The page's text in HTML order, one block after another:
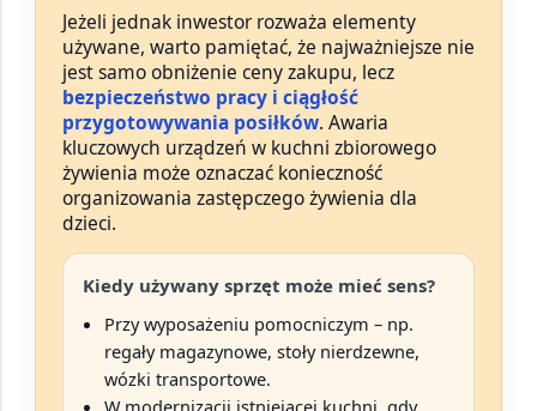
Jeżeli jednak inwestor rozważa elementy
używane, warto pamiętać, że najważniejsze nie
jest samo obniżenie ceny zakupu, lecz
bezpieczeństwo pracy i ciągłość
przygotowywania posiłków. Awaria
kluczowych urządzeń w kuchni zbiorowego
żywienia może oznaczać konieczność
organizowania zastępczego żywienia dla
dzieci.
Kiedy używany sprzęt może mieć sens?
Przy wyposażeniu pomocniczym – np.
regały magazynowe, stoły nierdzewne,
wózki transportowe.